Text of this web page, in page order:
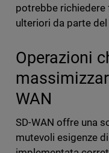
potrebbe
ulteriori da parte del
Operazioni
WAN
SD-WAN offre una
mutevoli esigenze